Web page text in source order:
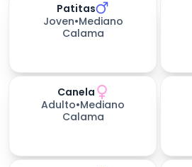
días esperando
Patitas
Joven•Mediano
Calama
días esperando
Canela
Adulto•Mediano
Calama